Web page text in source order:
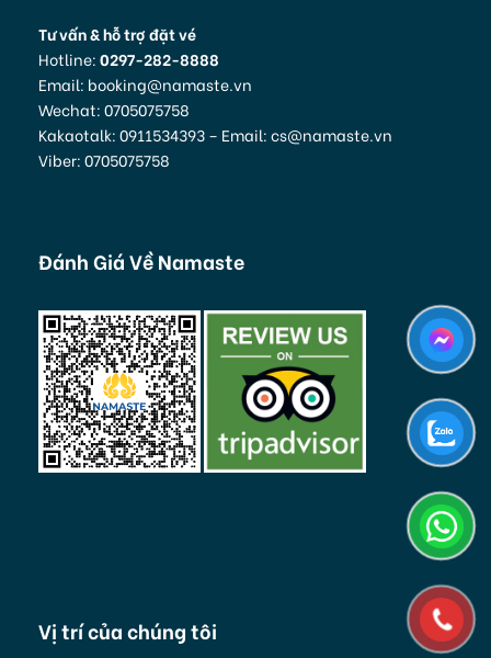
Tư vấn & hỗ trợ đặt vé
Hotline:0297-282-8888
Email: booking@namaste.vn
Wechat: 0705075758
Kakaotalk: 0911534393 – Email: cs@namaste.vn
Viber: 0705075758
Đánh Giá Về Namaste
Vị trí của chúng tôi